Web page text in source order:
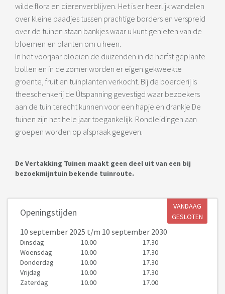
wilde flora en dierenverblijven. Het is er heerlijk wandelen
over kleine paadjes tussen prachtige borders en verspreid
over de tuinen staan bankjes waar u kunt genieten van de
bloemen en planten om u heen.
In het voorjaar bloeien de duizenden in de herfst geplante
bollen en in de zomer worden er eigen gekweekte
groente, fruit en tuinplanten verkocht. Bij de boerderij is
theeschenkerij de Útspanning gevestigd waar bezoekers
aan de tuin terecht kunnen voor een hapje en drankje De
tuinen zijn het hele jaar toegankelijk. Rondleidingen aan
groepen worden op afspraak gegeven.
De Vertakking Tuinen maakt geen deel uit van een bij
bezoekmijntuin bekende tuinroute.
Openingstijden
VANDAAG
GESLOTEN
10 september 2025 t/m 10 september 2030
Dinsdag 10.00
17.30
Woensdag
10.00
17.30
Donderdag
10.00
17.30
Vrijdag
10.00
17.30
Zaterdag
10.00 17.00